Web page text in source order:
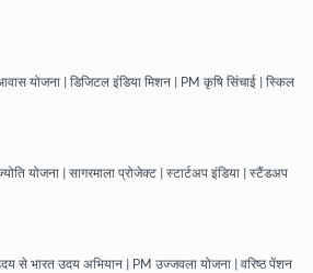
योजना | डिजिटल इंडिया मिशन | PM कृषि सिंचाई | स्किल
योजना | सागरमाला प्रोजेक्ट | स्टार्टअप इंडिया | स्टैंडअप
से भारत उदय अभियान | PM उज्जवला योजना | वरिष्ठ पेंशन